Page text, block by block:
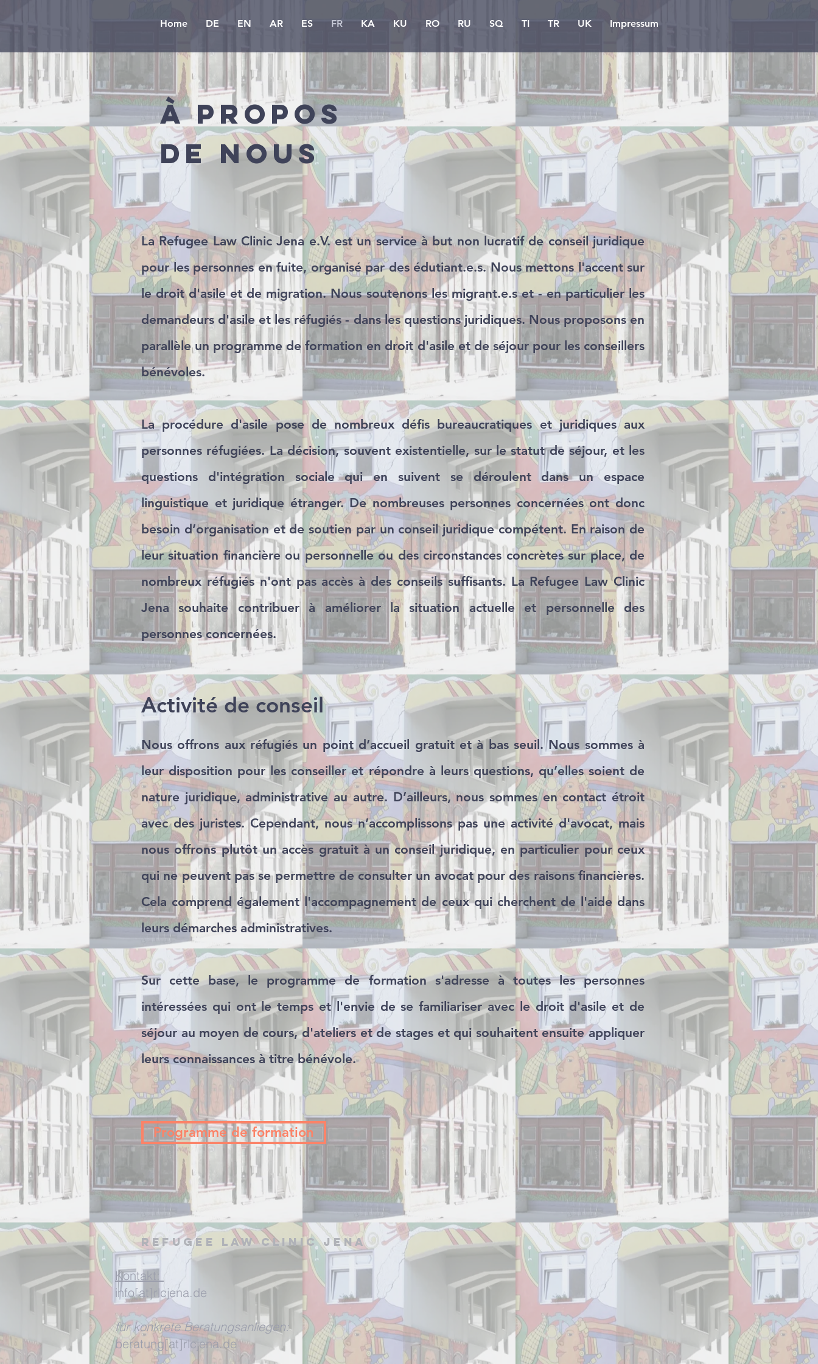
Home DE EN AR ES FR KA KU RO RU SQ TI TR UK Impressum
à propos
de nous
La Refugee Law Clinic Jena e.V. est un service à but non lucratif de conseil juridique
pour les personnes en fuite, organisé par des édutiant.e.s. Nous mettons l'accent sur
le droit d'asile et de migration. Nous soutenons les migrant.e.s et - en particulier les
demandeurs d'asile et les réfugiés - dans les questions juridiques. Nous proposons en
parallèle un programme de formation en droit d'asile et de séjour pour les conseillers
bénévoles.
La procédure d'asile pose de nombreux défis bureaucratiques et juridiques aux
personnes réfugiées. La décision, souvent existentielle, sur le statut de séjour, et les
questions d'intégration sociale qui en suivent se déroulent dans un espace
linguistique et juridique étranger. De nombreuses personnes concernées ont donc
besoin d’organisation et de soutien par un conseil juridique compétent. En raison de
leur situation financière ou personnelle ou des circonstances concrètes sur place, de
nombreux réfugiés n'ont pas accès à des conseils suffisants. La Refugee Law Clinic
Jena souhaite contribuer à améliorer la situation actuelle et personnelle des
personnes concernées.
Activité de conseil
Nous offrons aux réfugiés un point d’accueil gratuit et à bas seuil. Nous sommes à
leur disposition pour les conseiller et répondre à leurs questions, qu’elles soient de
nature juridique, administrative au autre. D’ailleurs, nous sommes en contact étroit
avec des juristes. Cependant, nous n’accomplissons pas une activité d'avocat, mais
nous offrons plutôt un accès gratuit à un conseil juridique, en particulier pour ceux
qui ne peuvent pas se permettre de consulter un avocat pour des raisons financières.
Cela comprend également l'accompagnement de ceux qui cherchent de l'aide dans
leurs démarches administratives.
Sur cette base, le programme de formation s'adresse à toutes les personnes
intéressées qui ont le temps et l'envie de se familiariser avec le droit d'asile et de
séjour au moyen de cours, d'ateliers et de stages et qui souhaitent ensuite appliquer
leurs connaissances à titre bénévole.
Programme de formation
Refugee Law Clinic Jena
Kontakt:
info[at]rlcjena.de
für konkrete Beratungsanliegen:
beratung[at]rlcjena.de